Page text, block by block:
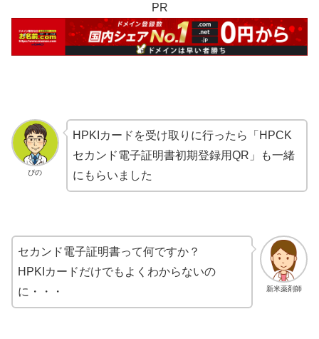
PR
ぴの
HPKIカードを受け取りに行ったら「HPCK
セカンド電子証明書初期登録用QR」も一緒
にもらいました
新米薬剤師
セカンド電子証明書って何ですか？
HPKIカードだけでもよくわからないの
に・・・